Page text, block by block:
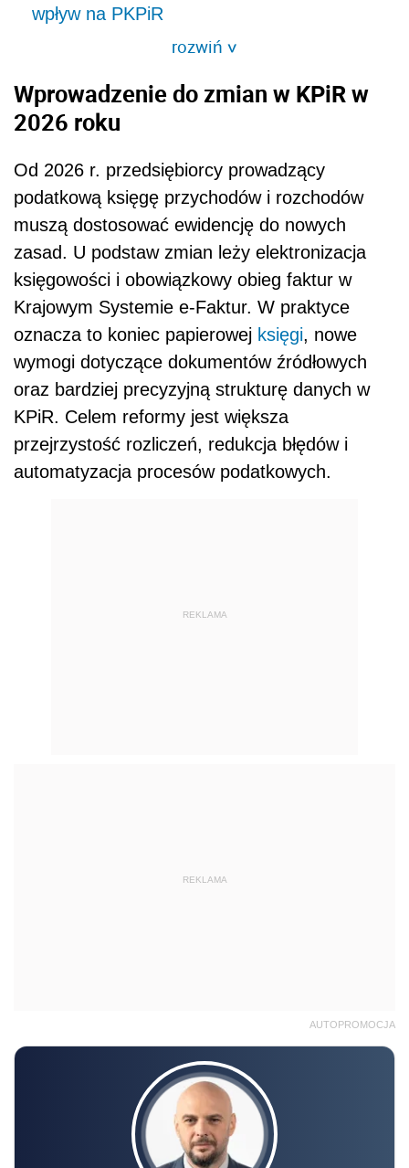
wpływ na PKPiR
rozwiń>
Wprowadzenie do zmian w KPiR w
2026 roku
Od 2026 r. przedsiębiorcy prowadzący
podatkową księgę przychodów i rozchodów
muszą dostosować ewidencję do nowych
zasad. U podstaw zmian leży elektronizacja
księgowości i obowiązkowy obieg faktur w
Krajowym Systemie e-Faktur. W praktyce
oznacza to koniec papierowej księgi, nowe
wymogi dotyczące dokumentów źródłowych
oraz bardziej precyzyjną strukturę danych w
KPiR. Celem reformy jest większa
przejrzystość rozliczeń, redukcja błędów i
automatyzacja procesów podatkowych.
REKLAMA
REKLAMA
AUTOPROMOCJA